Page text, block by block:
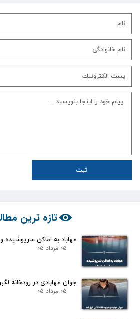
تازه ترین
مهاباد به اماکن سرپوشیده
۰۵ مرداد ۰۵
جوان مهابادی در رودخانه
۰۵ مرداد ۰۵
ثبت